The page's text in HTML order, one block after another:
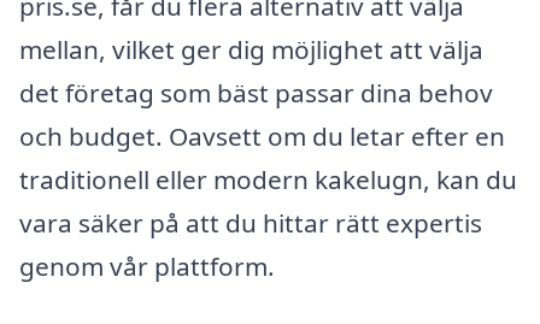
mellan, vilket ger dig möjlighet att välja
det företag som bäst passar dina behov
och budget. Oavsett om du letar efter en
traditionell eller modern kakelugn, kan du
vara säker på att du hittar rätt expertis
genom vår plattform.